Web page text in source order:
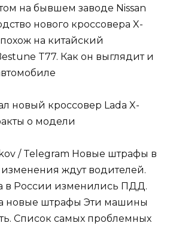
на бывшем заводе Nissan
нового кроссовера X-
на китайский
T77. Как он выглядит и
/ Telegram Новые штрафы в
изменения ждут водителей.
в России изменились ПДД.
новые штрафы Эти машины
Список самых проблемных